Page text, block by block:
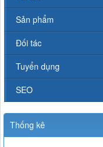
Sản phẩm
Đối tác
Tuyển dụng
SEO
Thống kê